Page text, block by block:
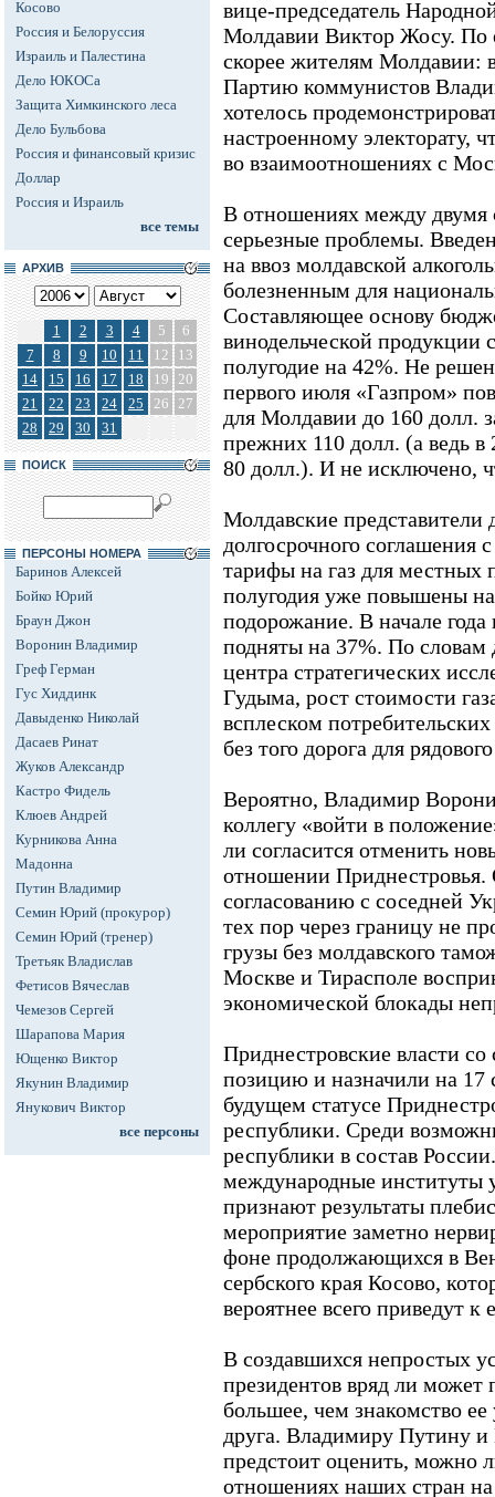
Косово
Россия и Белоруссия
Израиль и Палестина
Дело ЮКОСа
Защита Химкинского леса
Дело Бульбова
Россия и финансовый кризис
Доллар
Россия и Израиль
все темы
АРХИВ
1 2 3 4 5
6
7
8 9 10 11 12
13
14
15 16 17 18 19 20
21
22 23 24 25 26 27
28
29 30 31
ПОИСК
ПЕРСОНЫ НОМЕРА
Баринов Алексей
Бойко Юрий
Браун Джон
Воронин Владимир
Греф Герман
Гус Хиддинк
Давыденко Николай
Дасаев Ринат
Жуков Александр
Кастро Фидель
Клюев Андрей
Курникова Анна
Мадонна
Путин Владимир
Семин Юрий (прокурор)
Семин Юрий (тренер)
Третьяк Владислав
Фетисов Вячеслав
Чемезов Сергей
Шарапова Мария
Ющенко Виктор
Якунин Владимир
Янукович Виктор
все персоны
вице-председатель
Молдавии Виктор Жосу. По
скорее жителям Молдавии:
Партию коммунистов
хотелось
настроенному электорату,
во взаимоотношениях с
В отношениях между двумя
серьезные проблемы.
на ввоз молдавской
болезненным для
Составляющее основу
винодельческой продукции
полугодие на 42%. Не
первого июля «Газпром»
для Молдавии до 160 долл.
прежних 110 долл. (а ведь в
80 долл.). И не исключено,
Молдавские представители
долгосрочного соглашения
тарифы на газ для местных
полугодия уже повышены
подорожание. В начале
подняты на 37%. По словам
центра стратегических
Гудыма, рост стоимости
всплеском
без того дорога для
Вероятно, Владимир
коллегу «войти в
ли согласится отменить
отношении Приднестровья.
согласованию с соседней
тех пор через границу не
грузы без молдавского
Москве и Тирасполе
экономической блокады
Приднестровские власти
позицию и назначили на 17
будущем статусе
республики. Среди
республики в состав
международные институты
признают результаты
мероприятие заметно
фоне продолжающихся в
сербского края Косово,
вероятнее всего приведут к
В создавшихся непростых
президентов вряд ли может
большее, чем знакомство
друга. Владимиру Путину
предстоит оценить, можно
отношениях наших стран